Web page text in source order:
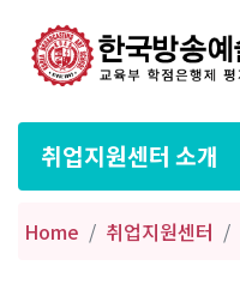
취업지원센터 소개
Home 취업지원센터